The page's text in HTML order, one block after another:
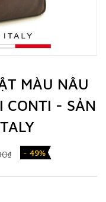
MÀU NÂU
- SẢN
- 49%